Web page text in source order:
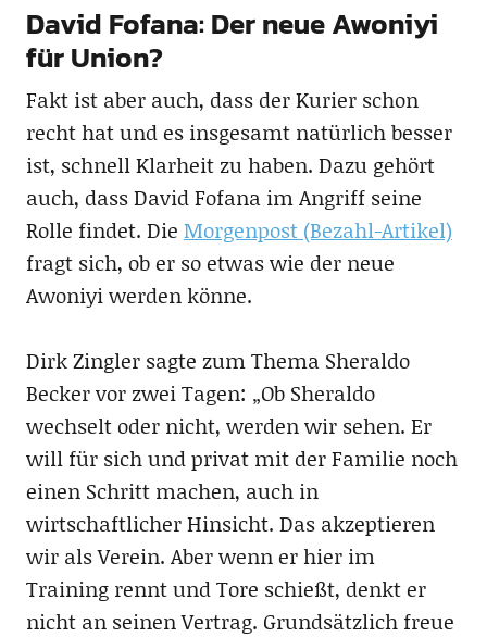
David Fofana: Der neue Awoniyi
für Union?
Fakt ist aber auch, dass der Kurier schon
recht hat und es insgesamt natürlich besser
ist, schnell Klarheit zu haben. Dazu gehört
auch, dass David Fofana im Angriff seine
Rolle findet. Die Morgenpost (Bezahl-Artikel)
fragt sich, ob er so etwas wie der neue
Awoniyi werden könne.
Dirk Zingler sagte zum Thema Sheraldo
Becker vor zwei Tagen: „Ob Sheraldo
wechselt oder nicht, werden wir sehen. Er
will für sich und privat mit der Familie noch
einen Schritt machen, auch in
wirtschaftlicher Hinsicht. Das akzeptieren
wir als Verein. Aber wenn er hier im
Training rennt und Tore schießt, denkt er
nicht an seinen Vertrag. Grundsätzlich freue